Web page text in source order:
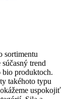
sortimentu
trend
bio produktoch.
takéhoto typu
uspokojiť